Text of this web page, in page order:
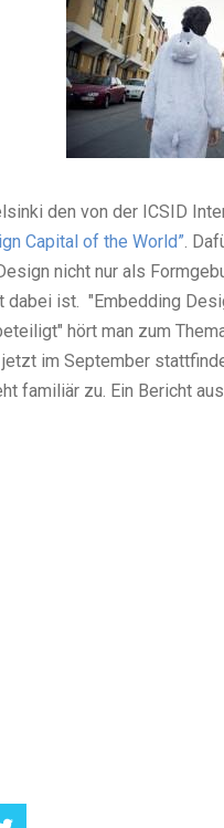
den von der ICSID
Capital of the World”.
nicht nur als
dabei ist. "Embedding
hört man zum
im September
familiär zu. Ein Bericht